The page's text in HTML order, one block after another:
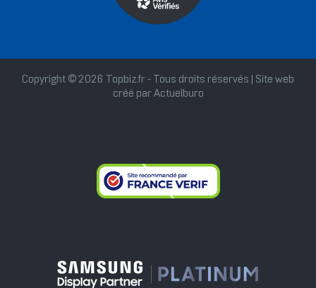
Copyright © 2026 Topbiz.fr - Tous droits réservés | Site web
créé par Actuelburo